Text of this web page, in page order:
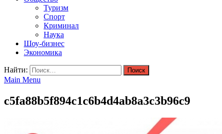
Туризм
Спорт
Криминал
Наука
Шоу-бизнес
Экономика
Найти:
Main Menu
c5fa88b5f894c1c6b4d4ab8a3c3b96c9